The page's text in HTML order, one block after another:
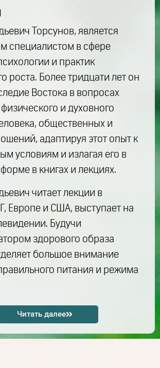
Торсунов, является
специалистом в сфере
и практик
роста. Более тридцати лет он
Востока в вопросах
и духовного
общественных и
адаптируя этот опыт к
условиям и излагая его в
в книгах и лекциях.
читает лекции в
Европе и США, выступает на
Будучи
здорового образа
большое внимание
питания и режима
Читать далее